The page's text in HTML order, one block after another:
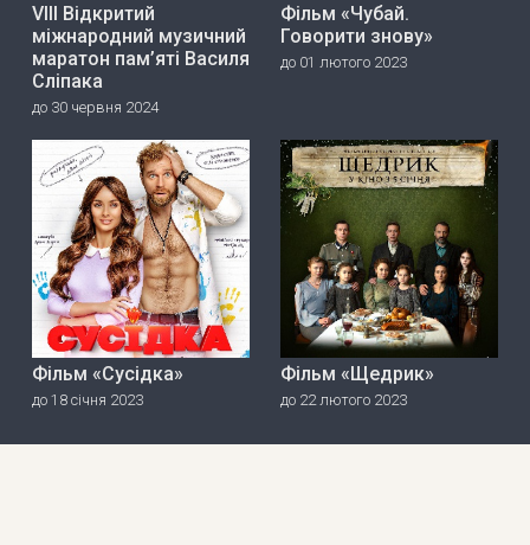
VIII Відкритий
міжнародний музичний
маратон пам’яті Василя
Сліпака
до 30 червня 2024
Фільм «Чубай.
Говорити знову»
до 01 лютого 2023
Фільм «Сусідка»
до 18 січня 2023
Фільм «Щедрик»
до 22 лютого 2023